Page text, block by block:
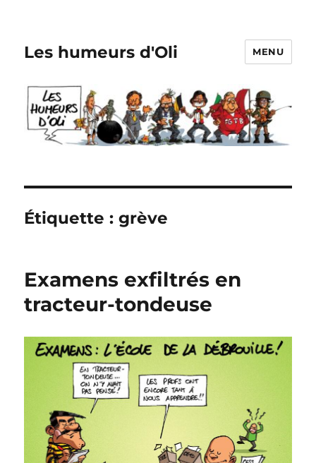
Les humeurs d'Oli MENU
Étiquette :grève
Examens exfiltrés en
tracteur-tondeuse